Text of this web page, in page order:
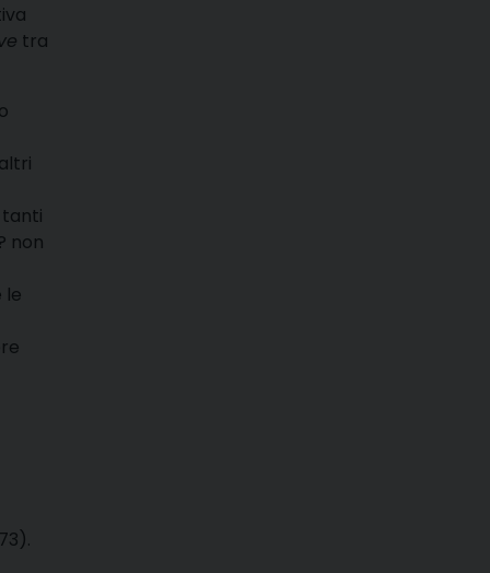
tra
tanti
non
le